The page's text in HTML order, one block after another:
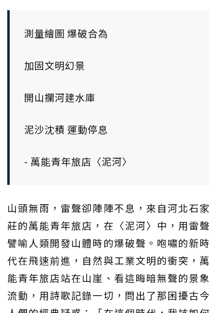
測量繪圖 爆破合為
加固文明幻景
開山攔河建水庫
泥沙沈積 運動停息
- 萬能青年旅店〈泥河〉
山頭無雨，雷聲卻陣陣不息，來自河北石家
莊的萬能青年旅店，在〈泥河〉中，用雷聲
譬喻人類開發山體時的爆破聲。咆嘯的新時
代在飛速前進，自然與工業文明的衝突，萬
能青年旅店站在山崖、看這晦暗無聲的景象
流動，用詩歌記錄一切，問出了那困擾古今